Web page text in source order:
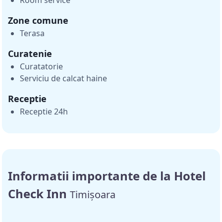
Zone comune
Terasa
Curatenie
Curatatorie
Serviciu de calcat haine
Receptie
Receptie 24h
Informatii importante de la Hotel
Check Inn Timișoara